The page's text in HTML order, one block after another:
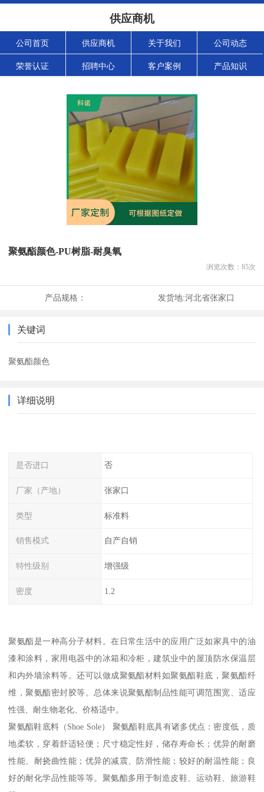
供应商机
公司首页 供应商机 关于我们 公司动态
荣誉认证 招聘中心 客户案例 产品知识
聚氨酯颜色-PU树脂-耐臭氧
浏览次数： 85次
产品规格： 发货地:河北省张家口
关键词
聚氨酯颜色
详细说明
是否进口 否
厂家（产地） 张家口
类型 标准料
销售模式 自产自销
特性级别 增强级
密度 1.2
聚氨酯是一种高分子材料。在日常生活中的应用广泛如家具中的油
漆和涂料，家用电器中的冰箱和冷柜，建筑业中的屋顶防水保温层
和内外墙涂料等。还可以做成聚氨酯材料如聚氨酯鞋底，聚氨酯纤
维，聚氨酯密封胶等。总体来说聚氨酯制品性能可调范围宽、适应
性强、耐生物老化、价格适中。
聚氨酯鞋底料（Shoe Sole） 聚氨酯鞋底具有诸多优点：密度低，质
地柔软，穿着舒适轻便；尺寸稳定性好，储存寿命长；优异的耐磨
性能、耐挠曲性能；优异的减震、防滑性能；较好的耐温性能；良
好的耐化学品性能等等。聚氨酯多用于制造皮鞋、运动鞋、旅游鞋